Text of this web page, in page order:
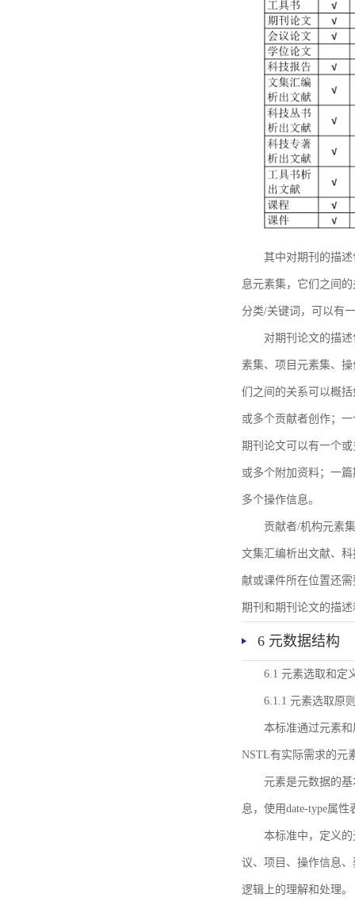
其中对期刊的描
息元素集，它们之间
分类/关键词，可以有
对期刊论文的描
素集、项目元素集、
们之间的关系可以概
或多个贡献者创作；
期刊论文可以有一个
或多个附加资料；一
多个操作信息。
贡献者/机构元素
文集汇编析出文献、
献或课件所在位置还
期刊和期刊论文的描
6 元数据结构
6.1 元素选取和定
6.1.1 元素选取原
本标准通过元素
NSTL有实际需求的元
元素是元数据的
息，使用date-type属
本标准中，定义
议、项目、操作信息
逻辑上的理解和处理。